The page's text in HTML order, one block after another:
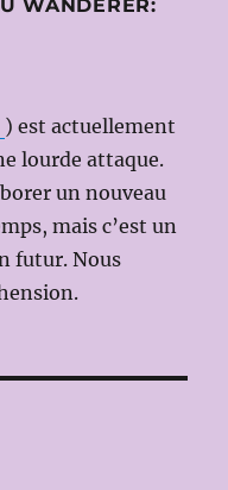
WANDERER:
) est actuellement
lourde attaque.
un nouveau
mais c’est un
futur. Nous